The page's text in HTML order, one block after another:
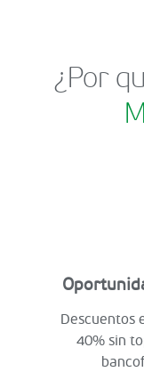
¿Por
Descuentos
40% sin